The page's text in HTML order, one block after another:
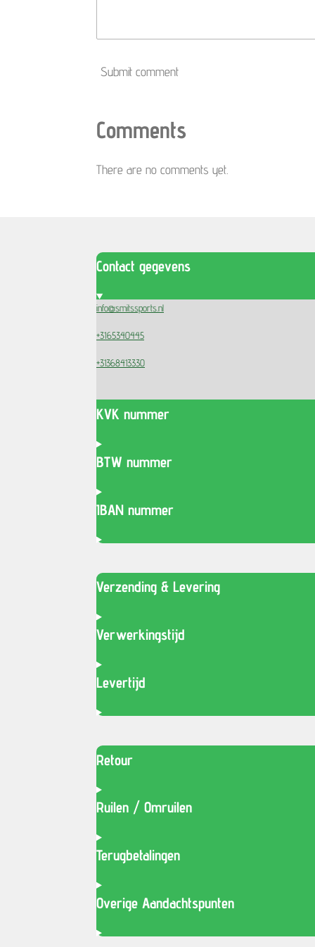
Submit comment
Comments
There are no comments yet.
Contact gegevens
info@smitssports.nl
+3165340445
+31368413330
KVK nummer
BTW nummer
IBAN nummer
Verzending & Levering
Verwerkingstijd
Levertijd
Retour
Ruilen / Omruilen
Terugbetalingen
Overige Aandachtspunten